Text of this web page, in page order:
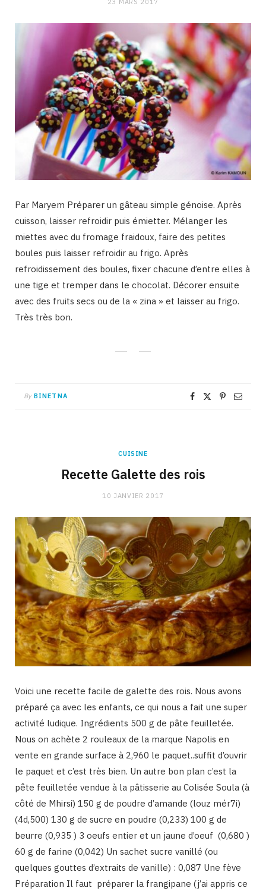
23 MARS 2017
Par Maryem Préparer un gâteau simple génoise. Après
cuisson, laisser refroidir puis émietter. Mélanger les
miettes avec du fromage fraidoux, faire des petites
boules puis laisser refroidir au frigo. Après
refroidissement des boules, fixer chacune d’entre elles à
une tige et tremper dans le chocolat. Décorer ensuite
avec des fruits secs ou de la « zina » et laisser au frigo.
Très très bon.
By BINETNA
CUISINE
Recette Galette des rois
10 JANVIER 2017
Voici une recette facile de galette des rois. Nous avons
préparé ça avec les enfants, ce qui nous a fait une super
activité ludique. Ingrédients 500 g de pâte feuilletée.
Nous on achète 2 rouleaux de la marque Napolis en
vente en grande surface à 2,960 le paquet..suffit d’ouvrir
le paquet et c’est très bien. Un autre bon plan c’est la
pête feuilletée vendue à la pâtisserie au Colisée Soula (à
côté de Mhirsi) 150 g de poudre d’amande (louz mér7i)
(4d,500) 130 g de sucre en poudre (0,233) 100 g de
beurre (0,935 ) 3 oeufs entier et un jaune d’oeuf (0,680 )
60 g de farine (0,042) Un sachet sucre vanillé (ou
quelques gouttes d’extraits de vanille) : 0,087 Une fève
Préparation Il faut préparer la frangipane (j’ai appris ce